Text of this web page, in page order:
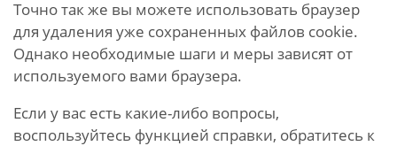
Точно так же вы можете использовать браузер
для удаления уже сохраненных файлов cookie.
Однако необходимые шаги и меры зависят от
используемого вами браузера.
Если у вас есть какие-либо вопросы,
воспользуйтесь функцией справки, обратитесь к